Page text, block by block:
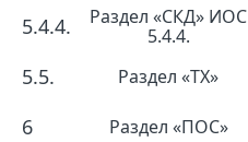
5.4.4.
Раздел «СКД» ИОС
5.4.4.
5.5. Раздел «ТХ»
6 Раздел «ПОС»